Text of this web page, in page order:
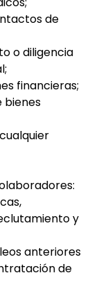
de
o diligencia
financieras;
bienes
y
anteriores
de